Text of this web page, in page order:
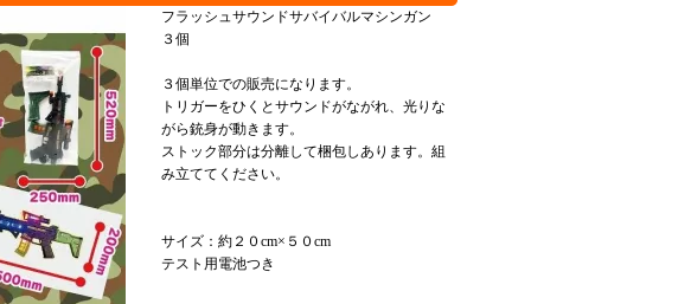
フラッシュサウンドサバイバルマシンガン
３個
３個単位での販売になります。
トリガーをひくとサウンドがながれ、光りな
がら銃身が動きます。
ストック部分は分離して梱包しあります。組
み立ててください。
サイズ：約２０cm×５０cm
テスト用電池つき